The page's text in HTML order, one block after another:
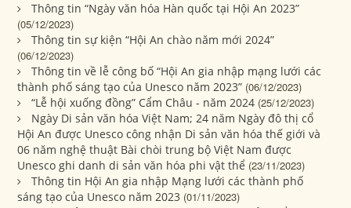
Thông tin “Ngày văn hóa Hàn quốc tại Hội An 2023”
(05/12/2023)
Thông tin sự kiện “Hội An chào năm mới 2024”
(06/12/2023)
Thông tin về lễ công bố “Hội An gia nhập mạng lưới các
thành phố sáng tạo của Unesco năm 2023” (06/12/2023)
“Lễ hội xuống đồng” Cẩm Châu - năm 2024 (25/12/2023)
Ngày Di sản văn hóa Việt Nam; 24 năm Ngày đô thị cổ
Hội An được Unesco công nhận Di sản văn hóa thế giới và
06 năm nghệ thuật Bài chòi trung bộ Việt Nam được
Unesco ghi danh di sản văn hóa phi vật thể (23/11/2023)
Thông tin Hội An gia nhập Mạng lưới các thành phố
sáng tạo của Unesco năm 2023 (01/11/2023)